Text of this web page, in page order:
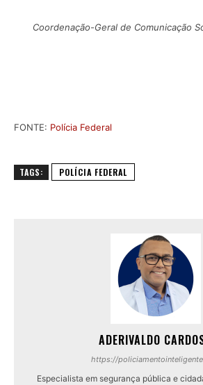
Coordenação-Geral de Comunicação
FONTE: Polícia Federal
TAGS: POLÍCIA FEDERAL
ADERIVALDO
https://
Especialista em segurança pública e